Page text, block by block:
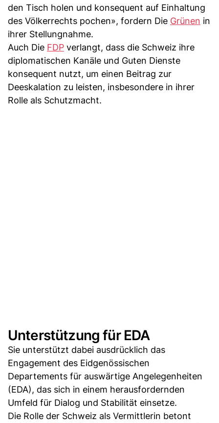
den Tisch holen und konsequent auf Einhaltung
des Völkerrechts pochen», fordern Die Grünen in
ihrer Stellungnahme.
Auch Die FDP verlangt, dass die Schweiz ihre
diplomatischen Kanäle und Guten Dienste
konsequent nutzt, um einen Beitrag zur
Deeskalation zu leisten, insbesondere in ihrer
Rolle als Schutzmacht.
Unterstützung für EDA
Sie unterstützt dabei ausdrücklich das
Engagement des Eidgenössischen
Departements für auswärtige Angelegenheiten
(EDA), das sich in einem herausfordernden
Umfeld für Dialog und Stabilität einsetze.
Die Rolle der Schweiz als Vermittlerin betont